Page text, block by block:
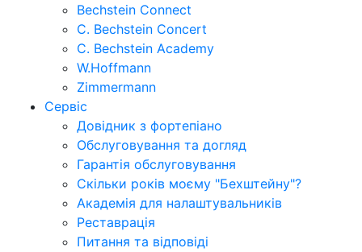
Bechstein Connect
C. Bechstein Concert
C. Bechstein Academy
W.Hoffmann
Zimmermann
Сервіс
Довідник з фортепіано
Обслуговування та догляд
Гарантія обслуговування
Скільки років моєму "Бехштейну"?
Академія для налаштувальників
Реставрація
Питання та відповіді